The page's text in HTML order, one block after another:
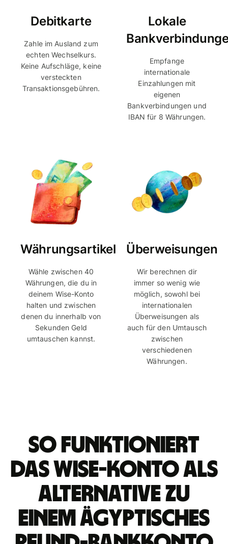
Debitkarte
Zahle im Ausland zum
echten Wechselkurs.
Keine Aufschläge, keine
versteckten
Transaktionsgebühren.
Lokale
Empfange
internationale
Einzahlungen mit
eigenen
Bankverbindungen und
IBAN für 8 Währungen.
Währungsartikel
Wähle zwischen 40
Währungen, die du in
deinem Wise-Konto
halten und zwischen
denen du innerhalb von
Sekunden Geld
umtauschen kannst.
Überweisungen
Wir berechnen dir
immer so wenig wie
möglich, sowohl bei
internationalen
Überweisungen als
auch für den Umtausch
zwischen
verschiedenen
Währungen.
So funktioniert
das Wise-Konto als
Alternative zu
einem ägyptisches